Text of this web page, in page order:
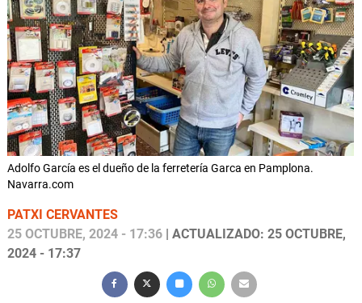
Adolfo García es el dueño de la ferretería Garca en Pamplona.
Navarra.com
PATXI CERVANTES
25 OCTUBRE, 2024 - 17:36 | ACTUALIZADO: 25 OCTUBRE,
2024 - 17:37